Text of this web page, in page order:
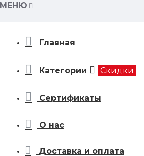
МЕНЮ
Главная
Категории Скидки
Сертификаты
О нас
Доставка и оплата